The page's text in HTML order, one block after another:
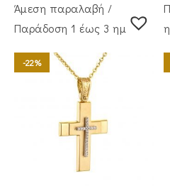
Άμεση παραλαβή /
Παράδoση 1 έως 3 ημέρες
-22%